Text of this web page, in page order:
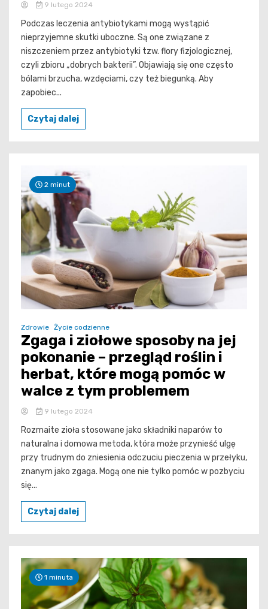
9 lutego 2024
Podczas leczenia antybiotykami mogą wystąpić
nieprzyjemne skutki uboczne. Są one związane z
niszczeniem przez antybiotyki tzw. flory fizjologicznej,
czyli zbioru „dobrych bakterii”. Objawiają się one często
bólami brzucha, wzdęciami, czy też biegunką. Aby
zapobiec...
Czytaj dalej
2 minut
Zdrowie Życie codzienne
Zgaga i ziołowe sposoby na jej
pokonanie – przegląd roślin i
herbat, które mogą pomóc w
walce z tym problemem
9 lutego 2024
Rozmaite zioła stosowane jako składniki naparów to
naturalna i domowa metoda, która może przynieść ulgę
przy trudnym do zniesienia odczuciu pieczenia w przełyku,
znanym jako zgaga. Mogą one nie tylko pomóc w pozbyciu
się...
Czytaj dalej
1 minuta